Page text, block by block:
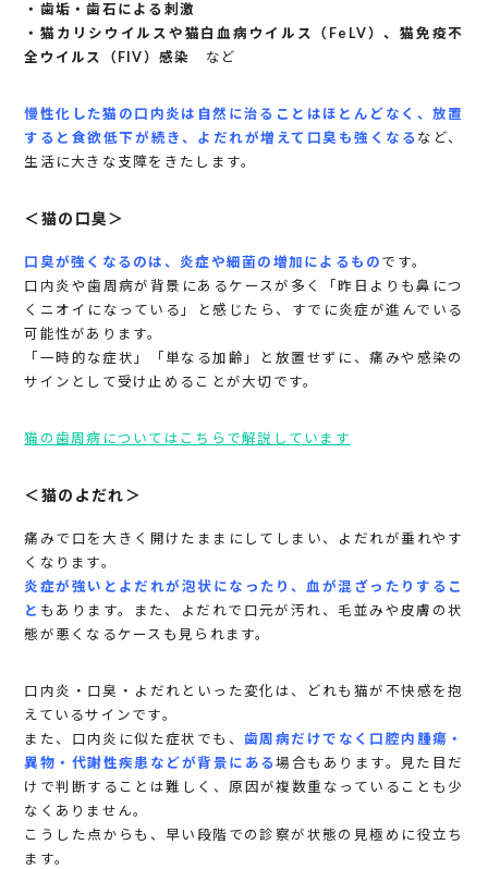
・歯垢・歯石による刺激
・猫カリシウイルスや猫白血病ウイルス（FeLV）、猫免疫不
全ウイルス（FIV）感染
など
慢性化した猫の口内炎は自然に治ることはほとんどなく、放置
すると食欲低下が続き、よだれが増えて口臭も強くなる など、
生活に大きな支障をきたします。
＜猫の口臭＞
口臭が強くなるのは、炎症や細菌の増加によるもの です。
口内炎や歯周病が背景にあるケースが多く「昨日よりも鼻につ
くニオイになっている」と感じたら、すでに炎症が進んでいる
可能性があります。
「一時的な症状」「単なる加齢」と放置せずに、痛みや感染の
サインとして受け止めることが大切です。
猫の歯周病についてはこちらで解説しています
＜猫のよだれ＞
痛みで口を大きく開けたままにしてしまい、よだれが垂れやす
くなります。
炎症が強いとよだれが泡状になったり、血が混ざったりするこ
と もあります。また、よだれで口元が汚れ、毛並みや皮膚の状
態が悪くなるケースも見られます。
口内炎・口臭・よだれといった変化は、どれも猫が不快感を抱
えているサインです。
また、口内炎に似た症状でも、歯周病だけでなく口腔内腫瘍・
異物・代謝性疾患などが背景にある場合もあります。見た目だ
けで判断することは難しく、原因が複数重なっていることも少
なくありません。
こうした点からも、早い段階での診察が状態の見極めに役立ち
ます。